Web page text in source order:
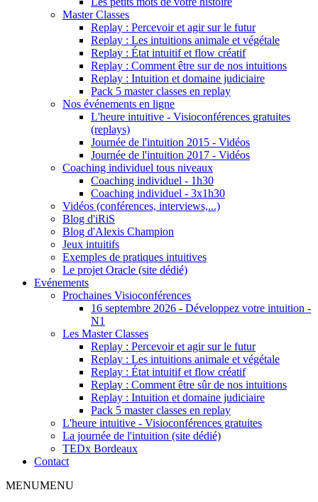
Master Classes
Replay : Percevoir et agir sur le futur
Replay : Les intuitions animale et végétale
Replay : État intuitif et flow créatif
Replay : Comment être sur de nos intuitions
Replay : Intuition et domaine judiciaire
Pack 5 master classes en replay
Nos événements en ligne
L'heure intuitive - Visioconférences gratuites
(replays)
Journée de l'intuition 2015 - Vidéos
Journée de l'intuition 2017 - Vidéos
Coaching individuel tous niveaux
Coaching individuel - 1h30
Coaching individuel - 3x1h30
Vidéos (conférences, interviews,...)
Blog d'iRiS
Blog d'Alexis Champion
Jeux intuitifs
Exemples de pratiques intuitives
Le projet Oracle (site dédié)
Evénements
Prochaines Visioconférences
16 septembre 2026 - Développez votre intuition -
N1
Les Master Classes
Replay : Percevoir et agir sur le futur
Replay : Les intuitions animale et végétale
Replay : État intuitif et flow créatif
Replay : Comment être sûr de nos intuitions
Replay : Intuition et domaine judiciaire
Pack 5 master classes en replay
L'heure intuitive - Visioconférences gratuites
La journée de l'intuition (site dédié)
TEDx Bordeaux
Contact
MENUMENU